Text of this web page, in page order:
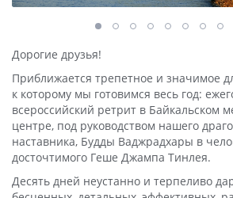
Дорогие друзья!
Приближается трепетное и значимое
к которому мы готовимся весь год:
всероссийский ретрит в Байкальском
центре, под руководством нашего
наставника, Будды Ваджрадхары в
досточтимого Геше Джампа Тинлея.
Десять дней неустанно и терпеливо